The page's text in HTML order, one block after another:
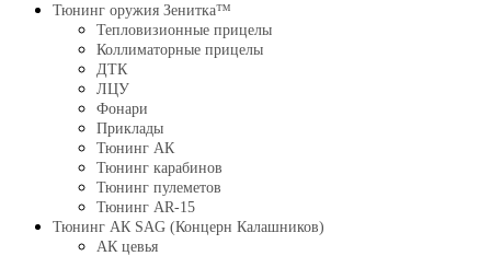
Тюнинг оружия Зенитка™
Тепловизионные прицелы
Коллиматорные прицелы
ДТК
ЛЦУ
Фонари
Приклады
Тюнинг АК
Тюнинг карабинов
Тюнинг пулеметов
Тюнинг AR-15
Тюнинг АК SAG (Концерн Калашников)
АК цевья